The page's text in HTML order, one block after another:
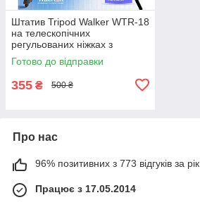
Штатив Tripod Walker WTR-18
на телескопічних
регульованих ніжках з
алюмінію, трипод, тринога,
селфі 1м чорний
Готово до відправки
355 ₴ 500 ₴
Про нас
96% позитивних з 773 відгуків за рік
Працює з 17.05.2014